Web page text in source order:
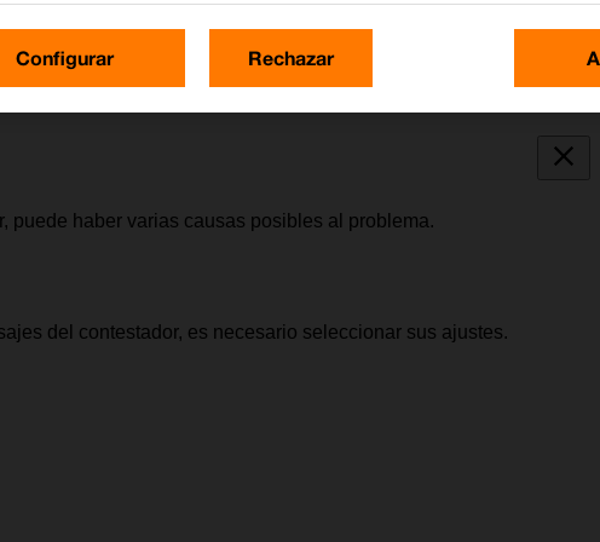
puede haber varias causas posibles al problema.
del contestador, es necesario seleccionar sus ajustes.
Configurar Rechazar